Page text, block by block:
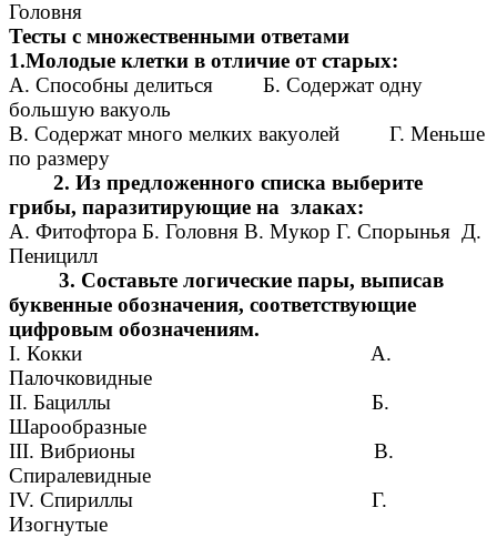
Головня
Тесты с множественными ответами
1.Молодые клетки в отличие от старых:
A. Способны делиться Б. Содержат одну
большую вакуоль
B. Содержат много мелких вакуолей Г. Меньше
по размеру
2. Из предложенного списка выберите
грибы, паразитирующие на злаках:
А. Фитофтора Б. Головня В. Мукор Г. Спорынья Д.
Пеницилл
3. Составьте логические пары, выписав
буквенные обозначения, соответствующие
цифровым обозначениям.
I. Кокки A.
Палочковидные
II. Бациллы Б.
Шарообразные
III. Вибрионы B.
Спиралевидные
IV. Спириллы Г.
Изогнутые